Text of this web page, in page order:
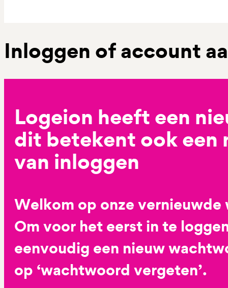
Inloggen of account
Logeion heeft een
dit betekent ook een
van inloggen
Welkom op onze vernieuwde
Om voor het eerst in te
eenvoudig een nieuw
op ‘wachtwoord vergeten’.